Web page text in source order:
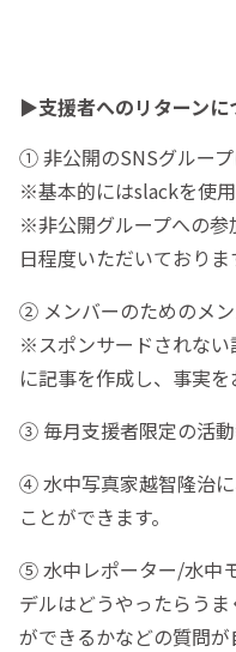
▶︎支援者へのリターンに
① 非公開のSNSグループ
※基本的にはslackを使用
※非公開グループへの参
日程度いただいておりま
② メンバーのためのメン
※スポンサードされない
に記事を作成し、事実を
③ 毎月支援者限定の活動
④ 水中写真家越智隆治
ことができます。
⑤ 水中レポーター/水中
デルはどうやったらう
ができるかなどの質問が